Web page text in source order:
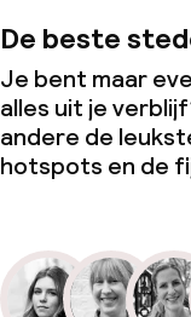
De beste
Je bent maar
alles uit je
andere de
hotspots en de